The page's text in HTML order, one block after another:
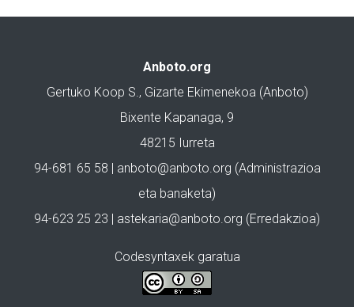
Anboto.org
Gertuko Koop S., Gizarte Ekimenekoa (Anboto)
Bixente Kapanaga, 9
48215 Iurreta
94-681 65 58 | anboto@anboto.org (Administrazioa
eta banaketa)
94-623 25 23 | astekaria@anboto.org (Erredakzioa)
Codesyntaxek garatua